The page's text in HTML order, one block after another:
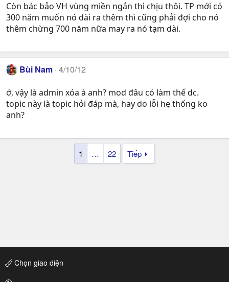
Còn bác bảo VH vùng miền ngắn thì chịu thôi. TP mới có
300 năm muốn nó dài ra thêm thì cũng phải đợi cho nó
thêm chừng 700 năm nữa may ra nó tạm dài.
Bùi Nam 4/10/12
ớ, vậy là admin xóa à anh? mod đâu có làm thế dc.
topic này là topic hỏi đáp mà, hay do lỗi hẹ thống ko
anh?
1 … 22 Tiếp
Chọn giao diện